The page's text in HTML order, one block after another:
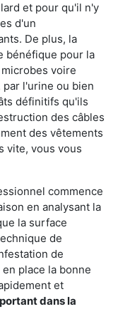
et pour qu'il n'y
d'un
De plus, la
bénéfique pour la
voire
par l'urine ou bien
définitifs qu'ils
des câbles
des vêtements
vite, vous vous
commence
en analysant la
la surface
de
de
place la bonne
et
dans la